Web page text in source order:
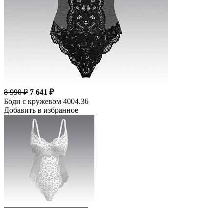
8 990 ₽ 7 641 ₽
Боди с кружевом 4004.36
Добавить в избранное